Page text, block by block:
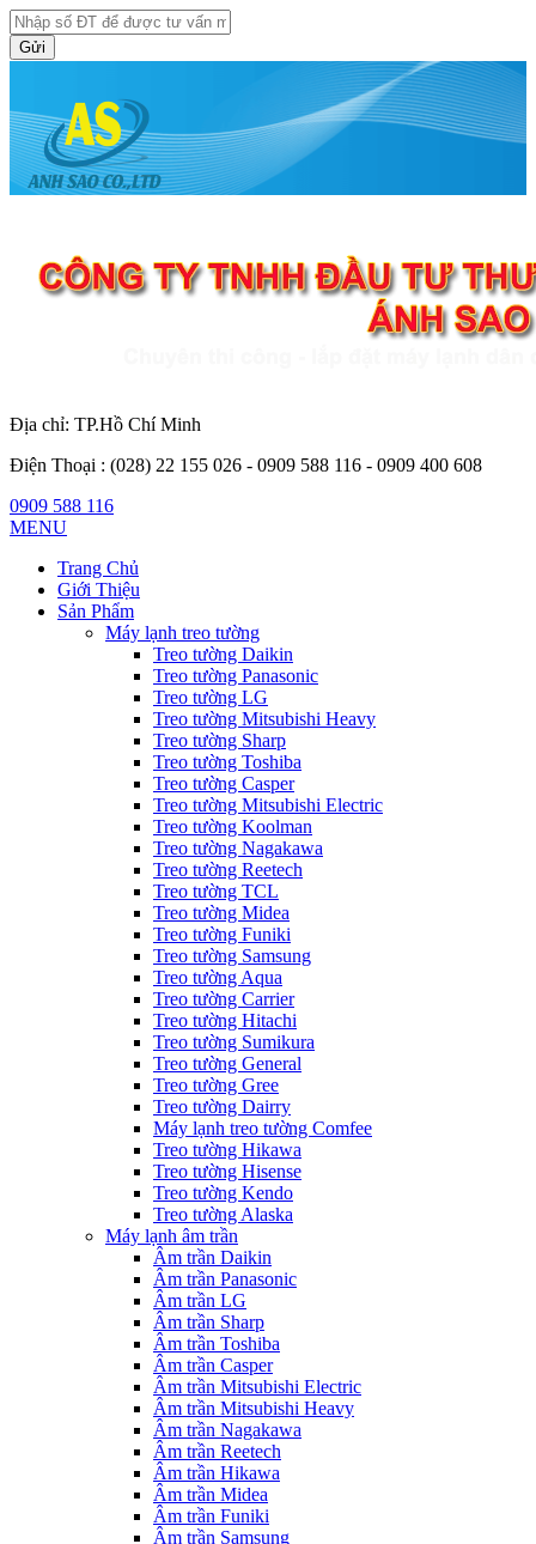
Gửi
Địa chỉ: TP.Hồ Chí Minh
Điện Thoại : (028) 22 155 026 - 0909 588 116 - 0909 400 608
0909 588 116
MENU
Trang Chủ
Giới Thiệu
Sản Phẩm
Máy lạnh treo tường
Treo tường Daikin
Treo tường Panasonic
Treo tường LG
Treo tường Mitsubishi Heavy
Treo tường Sharp
Treo tường Toshiba
Treo tường Casper
Treo tường Mitsubishi Electric
Treo tường Koolman
Treo tường Nagakawa
Treo tường Reetech
Treo tường TCL
Treo tường Midea
Treo tường Funiki
Treo tường Samsung
Treo tường Aqua
Treo tường Carrier
Treo tường Hitachi
Treo tường Sumikura
Treo tường General
Treo tường Gree
Treo tường Dairry
Máy lạnh treo tường Comfee
Treo tường Hikawa
Treo tường Hisense
Treo tường Kendo
Treo tường Alaska
Máy lạnh âm trần
Âm trần Daikin
Âm trần Panasonic
Âm trần LG
Âm trần Sharp
Âm trần Toshiba
Âm trần Casper
Âm trần Mitsubishi Electric
Âm trần Mitsubishi Heavy
Âm trần Nagakawa
Âm trần Reetech
Âm trần Hikawa
Âm trần Midea
Âm trần Funiki
Âm trần Samsung